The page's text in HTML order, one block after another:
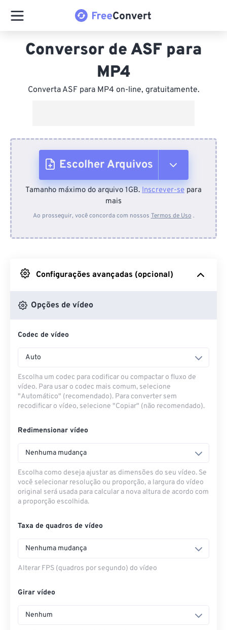
Conversor de ASF para
MP4
Converta ASF para MP4 on-line, gratuitamente.
Escolher Arquivos
Do dispositivo
Do Google Drive
Do OneDrive
Tamanho máximo do arquivo 1GB. Inscrever-se para
mais
Ao prosseguir, você concorda com nossos Termos de Uso .
Configurações avançadas (opcional)
Opções de vídeo
Codec de vídeo
Auto
Escolha um codec para codificar ou compactar o fluxo de
vídeo. Para usar o codec mais comum, selecione
"Automático" (recomendado). Para converter sem
recodificar o vídeo, selecione "Copiar" (não recomendado).
Redimensionar vídeo
Nenhuma mudança
Escolha como deseja ajustar as dimensões do seu vídeo. Se
você selecionar resolução ou proporção, a largura do vídeo
original será usada para calcular a nova altura de acordo com
a proporção escolhida.
Taxa de quadros de vídeo
Nenhuma mudança
Alterar FPS (quadros por segundo) do vídeo
Girar vídeo
Nenhum